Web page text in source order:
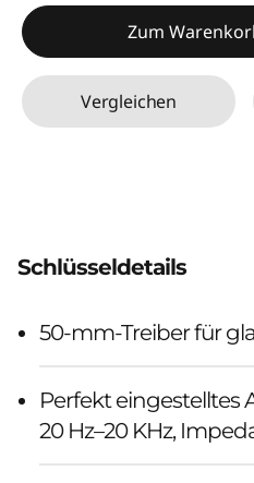
Zum
Vergleichen
Schlüsseldetails
50-mm-Treiber für
Perfekt eingestelltes
20 Hz–20 KHz,